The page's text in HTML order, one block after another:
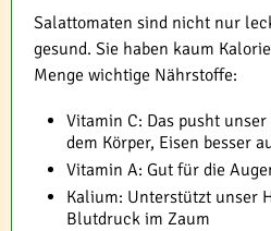
Salattomaten sind nicht nur
gesund. Sie haben kaum
Menge wichtige Nährstoffe:
Vitamin C: Das pusht
dem Körper, Eisen besser
Vitamin A: Gut für die
Kalium: Unterstützt unser
Blutdruck im Zaum